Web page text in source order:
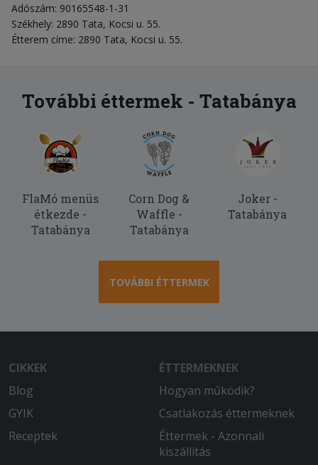
Adószám: 90165548-1-31
Székhely: 2890 Tata, Kocsi u. 55.
Étterem címe: 2890 Tata, Kocsi u. 55.
További éttermek - Tatabánya
FlaMó menüs
étkezde -
Tatabánya
Corn Dog &
Waffle -
Tatabánya
Joker -
Tatabánya
TOVÁBBI ÉTTERMEK
CIKKEK
Blog
GYIK
Receptek
ÉTTERMEKNEK
Hogyan működik?
Csatlakozás éttermeknek
Éttermek - Azonnali
kiszállítás